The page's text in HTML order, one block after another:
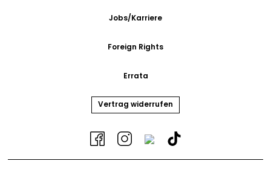
Jobs/Karriere
Foreign Rights
Errata
Vertrag widerrufen